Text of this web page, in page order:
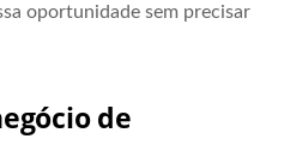
oportunidade sem precisar
de